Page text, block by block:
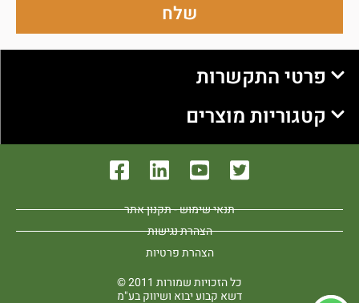
שלח
פרטי התקשרות
קטגוריות מוצרים
תנאי שימוש - תקנון אתר
הצהרת נגישות
הצהרת פרטיות
כל הזכויות שמורות 2011 ©
דשא קבוע יבוא ושיווק בע"מ